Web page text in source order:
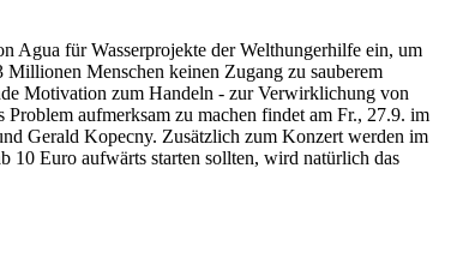
Agua für Wasserprojekte der Welthungerhilfe ein, um
Menschen keinen Zugang zu sauberem
Motivation zum Handeln - zur Verwirklichung von
aufmerksam zu machen findet am Fr., 27.9. im
Gerald Kopecny. Zusätzlich zum Konzert werden im
10 Euro aufwärts starten sollten, wird natürlich das